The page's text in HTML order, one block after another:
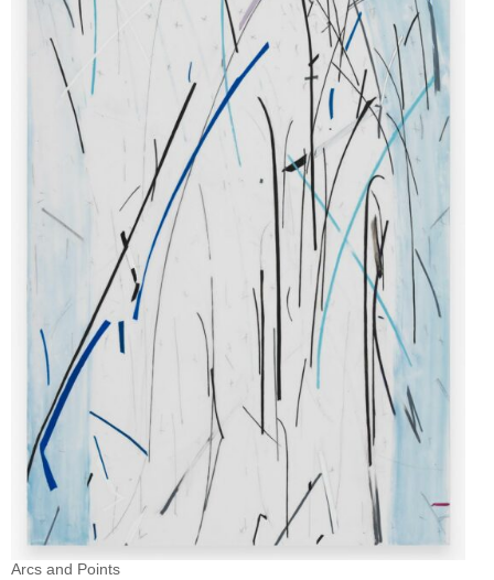
Arcs and Points